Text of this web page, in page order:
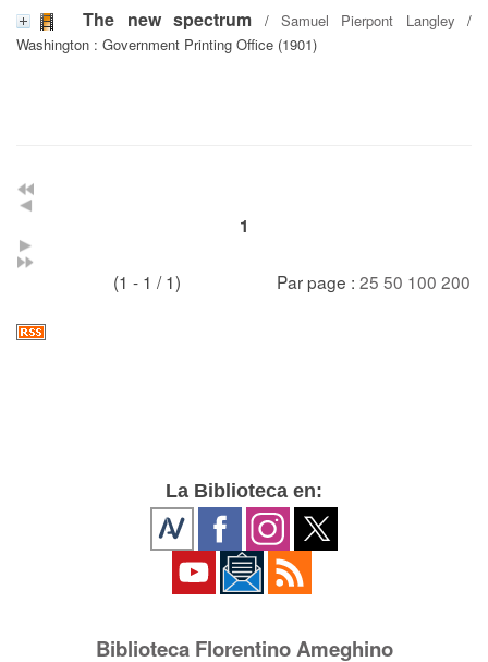
The new spectrum / Samuel Pierpont Langley /
Washington : Government Printing Office (1901)
1
(1 - 1 / 1) Par page : 25 50 100 200
La Biblioteca en:
Biblioteca Florentino Ameghino